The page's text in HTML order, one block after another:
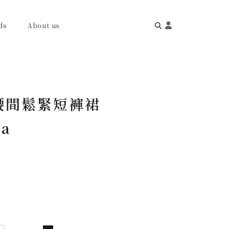
About us
鬆緊短褲裙